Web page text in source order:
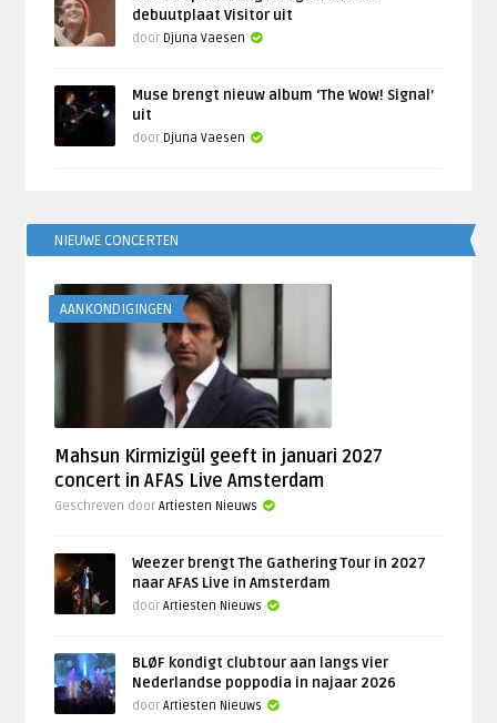
debuutplaat Visitor uit
door Djuna Vaesen
Muse brengt nieuw album ‘The Wow! Signal’
uit
door Djuna Vaesen
NIEUWE CONCERTEN
AANKONDIGINGEN
Mahsun Kirmizigül geeft in januari 2027
concert in AFAS Live Amsterdam
Geschreven doorArtiesten Nieuws
Weezer brengt The Gathering Tour in 2027
naar AFAS Live in Amsterdam
doorArtiesten Nieuws
BLØF kondigt clubtour aan langs vier
Nederlandse poppodia in najaar 2026
doorArtiesten Nieuws